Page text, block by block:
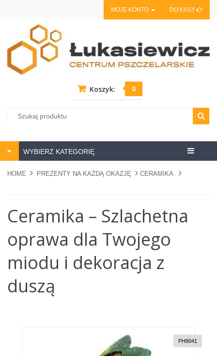
MOJE KONTO DO KASY
Koszyk: 0
Centrum
WYBIERZ KATEGORIĘ
HOME PREZENTY NA KAŻDĄ OKAZJĘ CERAMIKA
Ceramika – Szlachetna
oprawa dla Twojego
miodu i dekoracja z
duszą
PH8041